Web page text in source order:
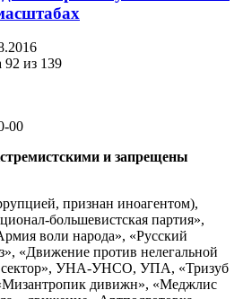
92 из 139
00
и запрещены
признан иноагентом),
большевистская партия»,
воли народа», «Русский
«Движение против нелегальной
УНА-УНСО, УПА, «Тризуб
дивижн», «Меджлис